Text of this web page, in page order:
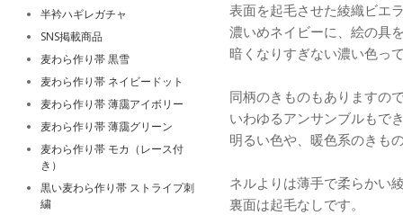
表面を起毛させた綾織ビエ
濃いめネイビーに、絵の具
暗くなりすぎない濃い色っ
同柄のきものもありますの
いわゆるアンサンブルもで
明るい色や、暖色系のきも
ネルよりは薄手で柔らかい
裏面は起毛なしです。
半衿ハギレガチャ
SNS掲載商品
麦わら作り帯 黒雪
麦わら作り帯 ネイビードット
麦わら作り帯 薄靄アイボリー
麦わら作り帯 薄靄グリーン
麦わら作り帯 モカ（レース付
き）
黒い麦わら作り帯 ストライプ刺
繍